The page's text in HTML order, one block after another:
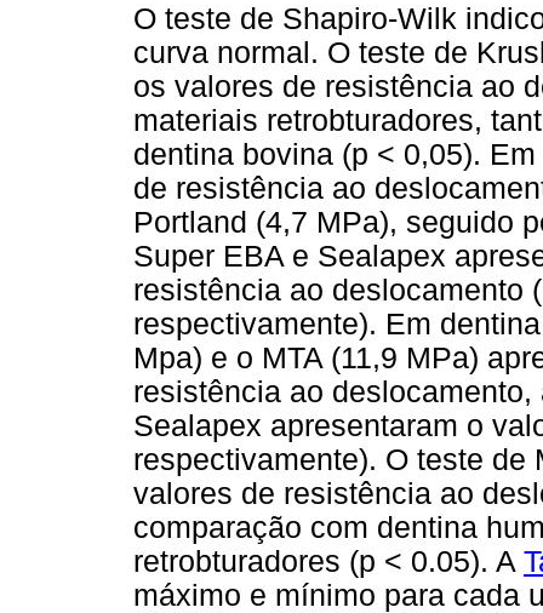
O teste de Shapiro-Wilk
curva normal. O teste de
os valores de resistência ao
materiais retrobturadores,
dentina bovina (p < 0,05).
de resistência ao deslocamen
Portland (4,7 MPa), seguido
Super EBA e Sealapex
resistência ao deslocamento
respectivamente). Em
Mpa) e o MTA (11,9 MPa)
resistência ao
Sealapex apresentaram o
respectivamente). O teste de
valores de resistência ao
comparação com dentina
retrobturadores (p < 0.05). A
máximo e mínimo para cada